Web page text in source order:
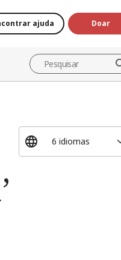
ajuda Doar